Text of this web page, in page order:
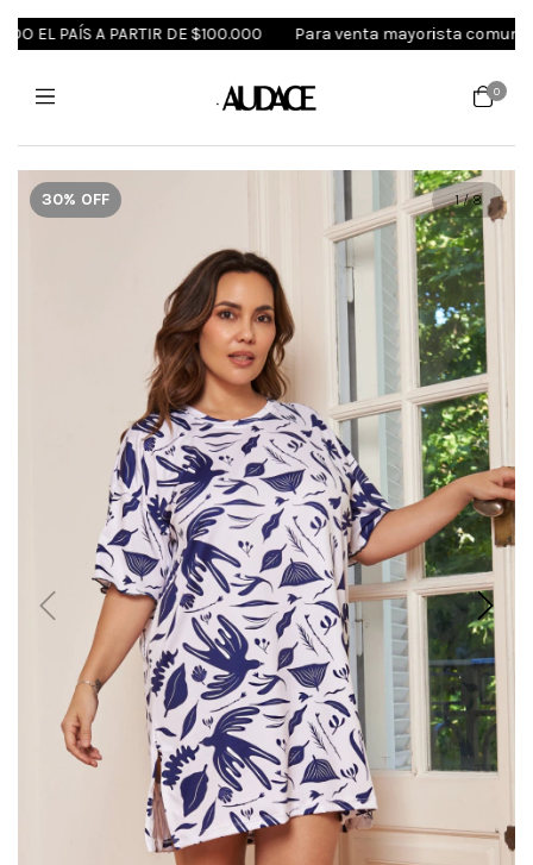
PAÍS A PARTIR DE $100.000 Para venta mayorista comunicate a
0
30% OFF 1/8